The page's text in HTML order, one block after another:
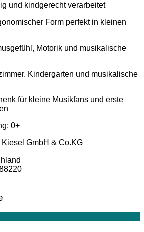
und kindgerecht verarbeitet
Form perfekt in kleinen
Motorik und musikalische
Kindergarten und musikalische
für kleine Musikfans und erste
0+
GmbH & Co.KG